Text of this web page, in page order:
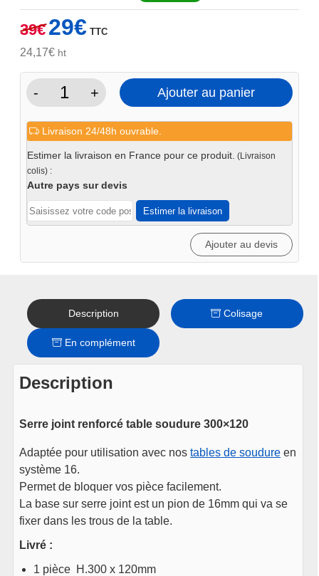
39€
Le
prix
initial
était :
39€.
29€prix
est :
29€.
TTC
24,17€ht
-
quantité
Serre
joint
syst
16
+ Ajouter au panier
Livraison 24/48h ouvrable.
Estimer la livraison en France pour ce produit. (Livraison
colis) :
Autre pays sur devis
Estimer la livraison
Ajouter au devis
Description Colisage
En complément
Description
Serre joint renforcé table soudure 300×120
Adaptée pour utilisation avec nostables de soudure en
système 16.
Permet de bloquer vos pièce facilement.
La base sur serre joint est un pion de 16mm qui va se
fixer dans les trous de la table.
Livré :
1 pièce H.300 x 120mm